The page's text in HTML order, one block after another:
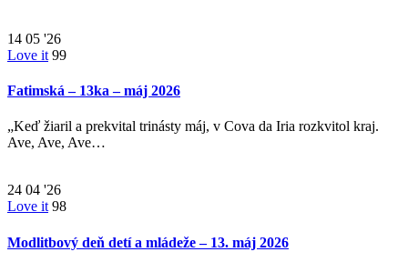
14 05 '26
Love it 99
Fatimská – 13ka – máj 2026
„Keď žiaril a prekvital trinásty máj, v Cova da Iria rozkvitol kraj.
Ave, Ave, Ave…
24 04 '26
Love it 98
Modlitbový deň detí a mládeže – 13. máj 2026